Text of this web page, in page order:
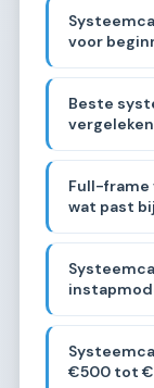
voor
Beste
vergeleken
Full-frame
wat past
€500 tot